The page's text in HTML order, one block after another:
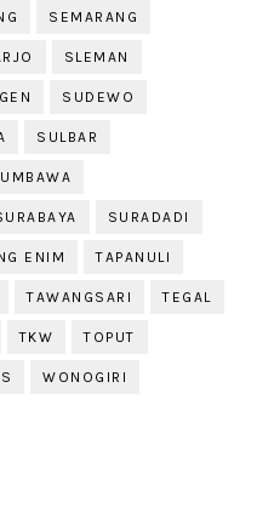
SEMARANG
SLEMAN
SUDEWO
SULBAR
SURADADI
ENIM TAPANULI
TAWANGSARI TEGAL
TKW TOPUT
WONOGIRI